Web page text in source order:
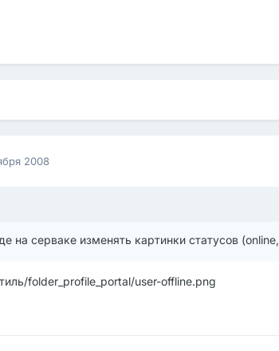
2008
на серваке изменять картинки статусов
folder_profile_portal/user-offline.png